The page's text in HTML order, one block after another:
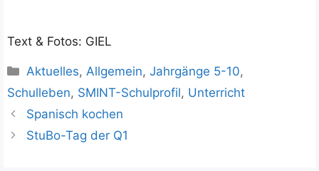
Text & Fotos: GIEL
Kategorien
Aktuelles, Allgemein,Jahrgänge 5-10,
Schulleben, SMINT-Schulprofil, Unterricht
Spanisch kochen
StuBo-Tag der Q1